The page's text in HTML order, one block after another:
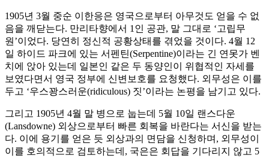
1905년 3월 중순 이한응은 영국으로부터 아무것도 얻을 수 없
음을 깨닫는다. 만리타향에서 1인 공관, 말 그대로 ‘고립무
원’이었다. 당연히 정신적 공황상태를 겪었을 것이다. 4월 12
일 하이드 파크에 있는 서펜틴(Serpentine)이라는 긴 연못가 벤
치에 앉아 있는데 일본인 같은 두 동양인이 위협적인 자세를
보였다면서 영국 정부에 신변보호를 요청했다. 외무성은 이를
두고 ‘우스꽝스러운(ridiculous) 짓’이라는 논평을 남기고 있다.
그리고 1905년 4월 말 병으로 눕는데 5월 10일 랜스다운
(Lansdowne) 외상으로부터 빠른 회복을 바란다는 서신을 받는
다. 이에 용기를 얻은 듯 외상과의 면담을 신청하며, 외무성이
이를 호의적으로 검토하는데, 국은은 회답을 기다리지 않고 5